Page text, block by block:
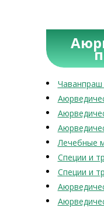
Чаванпраш
Лечебные
Специи и
Специи и